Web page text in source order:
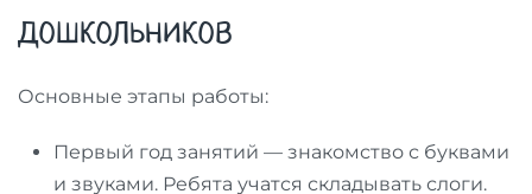
дошкольников
Основные этапы работы:
Первый год занятий — знакомство с буквами
и звуками. Ребята учатся складывать слоги.